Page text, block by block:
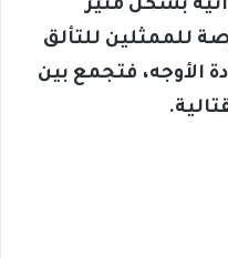
بشكل مثير
للممثلين للتألق
فتجمع بين